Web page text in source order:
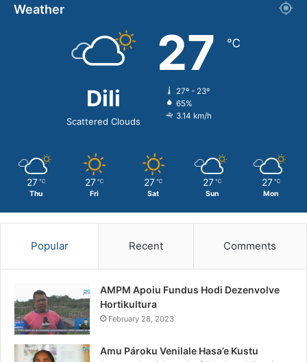
Weather
Dili
Scattered Clouds
27 ℃
27º - 23º
65%
3.14 km/h
27 ℃
Thu
27 ℃
Fri
27 ℃
Sat
27 ℃
Sun
27 ℃
Mon
Popular Recent Comments
AMPM Apoiu Fundus Hodi Dezenvolve
Hortikultura
February 28, 2023
Amu Pároku Venilale Hasa’e Kustu